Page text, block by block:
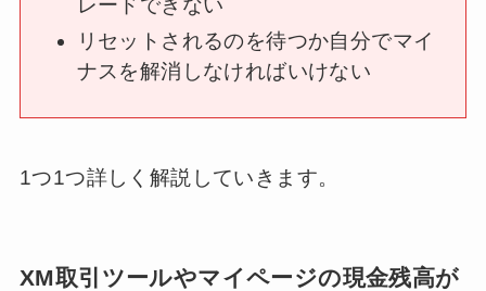
レードできない
リセットされるのを待つか自分でマイ
ナスを解消しなければいけない
1つ1つ詳しく解説していきます。
XM取引ツールやマイページの現金残高が